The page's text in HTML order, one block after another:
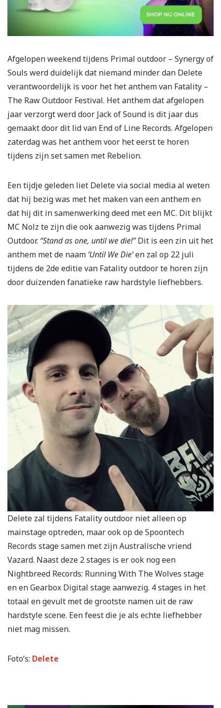
Afgelopen weekend tijdens Primal outdoor – Synergy of
Souls werd duidelijk dat niemand minder dan Delete
verantwoordelijk is voor het het anthem van Fatality –
The Raw Outdoor Festival. Het anthem dat afgelopen
jaar verzorgt werd door Jack of Sound is dit jaar dus
gemaakt door dit lid van End of Line Records. Afgelopen
zaterdag was het anthem voor het eerst te horen
tijdens zijn set samen met Rebelion.
Een tijdje geleden liet Delete via social media al weten
dat hij bezig was met het maken van een anthem en
dat hij dit in samenwerking deed met een MC. Dit blijkt
MC Nolz te zijn die ook aanwezig was tijdens Primal
Outdoor. “Stand as one, until we die!”Dit is een zin uit het
anthem met de naam ‘Until We Die’en zal op 22 juli
tijdens de 2de editie van Fatality outdoor te horen zijn
door duizenden fanatieke raw hardstyle liefhebbers.
Delete zal tijdens Fatality outdoor niet alleen op
mainstage optreden, maar ook op de Spoontech
Records stage samen met zijn Australische vriend
Vazard. Naast deze 2 stages is er ook nog een
Nightbreed Records: Running With The Wolves stage
en en Gearbox Digital stage aanwezig. 4 stages in het
totaal en gevult met de grootste namen uit de raw
hardstyle scene. Een feest die je als echte liefhebber
niet mag missen.
Foto’s: Delete